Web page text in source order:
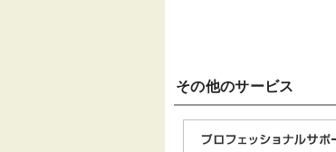
その他のサービス